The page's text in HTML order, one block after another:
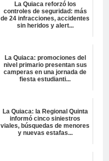
La Quiaca reforzó los
controles de seguridad: más
de 24 infracciones, accidentes
sin heridos y alert...
La Quiaca: promociones del
nivel primario presentan sus
camperas en una jornada de
fiesta estudianti...
La Quiaca: la Regional Quinta
informó cinco siniestros
viales, búsquedas de menores
y nuevas estafas...